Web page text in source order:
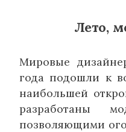
Лето,
Мировые
года подошли к
наибольшей
разработаны
позволяющими